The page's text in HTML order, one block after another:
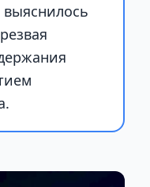
выяснилось